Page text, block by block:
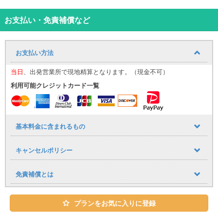
【那覇空港送迎について（無料）】お迎え場所についてはこちら！
那覇空港までの送迎サービスを追加料金なしでご利用いただけま
す。
到着時間に応じて、最寄りの送迎便にてご案内いたします。
（例：９：００までに那覇空港に到着→９：３０発の送迎便）
空港への送りは１７：００発が最終便となりますので、予めご了承
下さい。
■ 乗車場所
那覇空港「14番 レンタカー送迎車乗り場」
【公式LINE登録のお願い】
当日のご案内は公式LINEを使用いたします。
・LINEリンク：https://lin.ee/lcfZd4o
公式LINE登録の際に下記情報をメッセージでお送りください。
・お名前（フルネーム） ・レンタル日時
・ご予約車種
当日のご連絡は、公式LINEを使用して行います。
※公式LINEのご利用が難しい場合は、ご予約時の備考欄にその旨を
必ず記載ください。
お支払い・免責補償など
お支払い方法
当日、出発営業所で現地精算となります。（現金不可）
利用可能クレジットカード一覧
基本料金に含まれるもの
キャンセルポリシー
免責補償とは
プランをお気に入りに登録